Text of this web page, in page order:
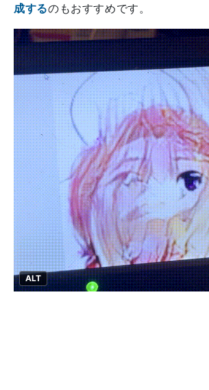
成するのもおすすめです。
ALT